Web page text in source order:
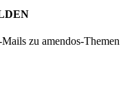
zu amendos-Themen